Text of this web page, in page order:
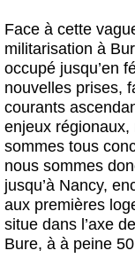
Face à cette
militarisation à
occupé jusqu’en
nouvelles prises,
courants
enjeux
sommes tous
nous sommes
jusqu’à Nancy,
aux premières
situe dans l’axe
Bure, à à peine